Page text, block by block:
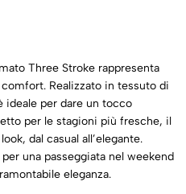
Three Stroke rappresenta
Realizzato in tessuto di
ideale per dare un tocco
per le stagioni più fresche, il
dal casual all’elegante.
una passeggiata nel weekend
eleganza.